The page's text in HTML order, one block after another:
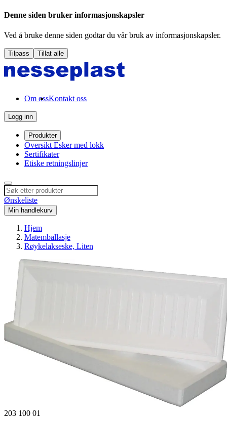
Denne siden bruker informasjonskapsler
Ved å bruke denne siden godtar du vår bruk av informasjonskapsler.
Tilpass Tillat alle
Om ossKontakt oss
Logg inn
Produkter
Oversikt Esker med lokk
Sertifikater
Etiske retningslinjer
Ønskeliste
Min handlekurv
Hjem
Matemballasje
Røykelakseske, Liten
203 100 01